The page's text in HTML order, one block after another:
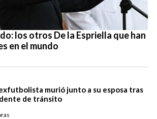
los otros De la Espriella que han
en el mundo
murió junto a su esposa tras
de tránsito